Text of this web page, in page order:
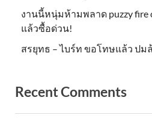
งานนี้หนุ่มห้ามพลาด puzzy fire
แล้วซื้อด่วน!
สรยุทธ – ไบร์ท ขอโทษแล้ว ปม
Recent Comments